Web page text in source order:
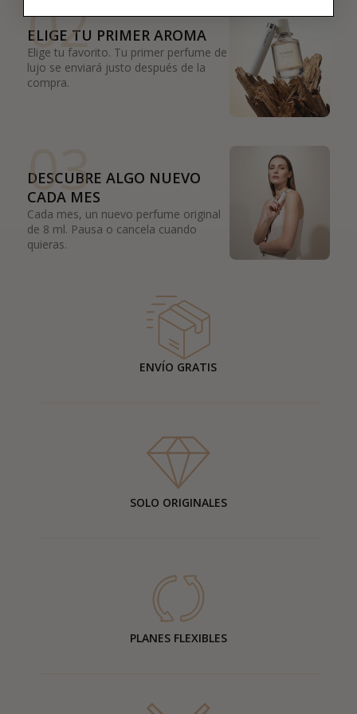
02
ELIGE TU PRIMER AROMA
Elige tu favorito. Tu primer perfume de
lujo se enviará justo después de la
compra.
03
DESCUBRE ALGO NUEVO
CADA MES
Cada mes, un nuevo perfume original
de 8 ml. Pausa o cancela cuando
quieras.
ENVÍO GRATIS
SOLO ORIGINALES
PLANES FLEXIBLES